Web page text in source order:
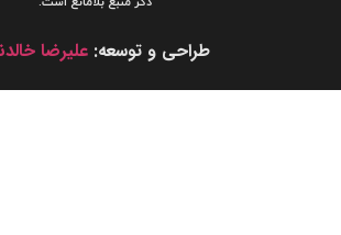
طراحی و توسعه:علیرضا خالدنژاد